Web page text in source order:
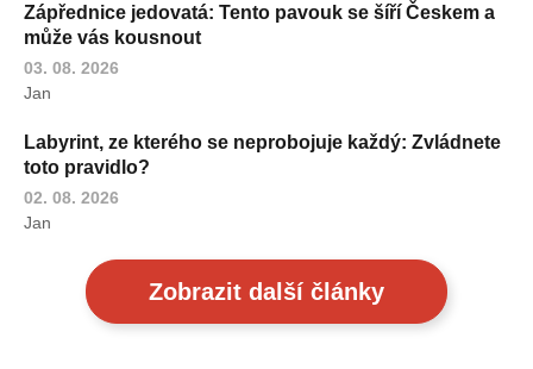
Zápřednice jedovatá: Tento pavouk se šíří Českem a
může vás kousnout
03. 08. 2026
Jan
Labyrint, ze kterého se neprobojuje každý: Zvládnete
toto pravidlo?
02. 08. 2026
Jan
Zobrazit další články